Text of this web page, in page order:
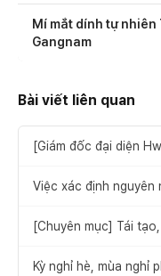
Mí mắt dính tự
Gangnam
Bài viết liên quan
[Giám đốc đại diện
hợp với từng người
Việc xác định nguyên
ưu tiên hơn chi phí
[Chuyên mục] Tái
trọng
Kỳ nghỉ hè, mùa nghỉ